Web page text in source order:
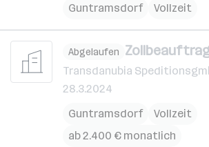
Guntramsdorf
Vollzeit
Abgelaufen
Transdanubia
28.3.2024
Guntramsdorf
Vollzeit
ab 2.400 € monatlich